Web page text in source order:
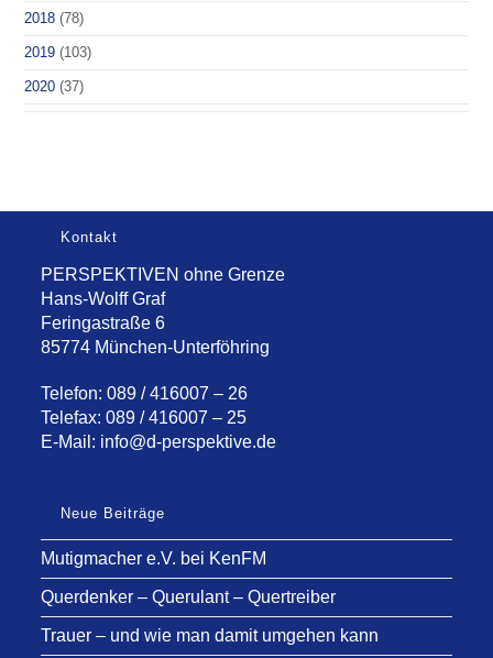
2018 (78)
2019 (103)
2020 (37)
Kontakt
PERSPEKTIVEN ohne Grenze
Hans-Wolff Graf
Feringastraße 6
85774 München-Unterföhring
Telefon: 089 / 416007 – 26
Telefax: 089 / 416007 – 25
E-Mail: info@d-perspektive.de
Neue Beiträge
Mutigmacher e.V. bei KenFM
Querdenker – Querulant – Quertreiber
Trauer – und wie man damit umgehen kann